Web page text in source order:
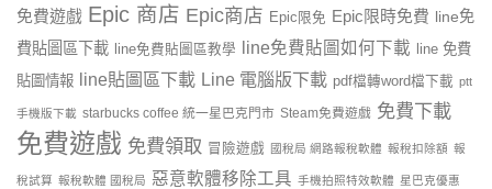
免費遊戲 Epic 商店 Epic商店 Epic限免 Epic限時免費 line免
費貼圖區下載
line免費貼圖區教學 line免費貼圖如何下載
line 免費
貼圖情報
line貼圖區下載 Line 電腦版下載 pdf檔轉word檔下載 ptt
手機版下載 starbucks coffee 統一星巴克門市 Steam免費遊戲 免費下載
免費遊戲 免費領取 冒險遊戲 國稅局 網路報稅軟體 報稅扣除額 報
稅試算 報稅軟體 國稅局 惡意軟體移除工具 手機拍照特效軟體 星巴克優惠